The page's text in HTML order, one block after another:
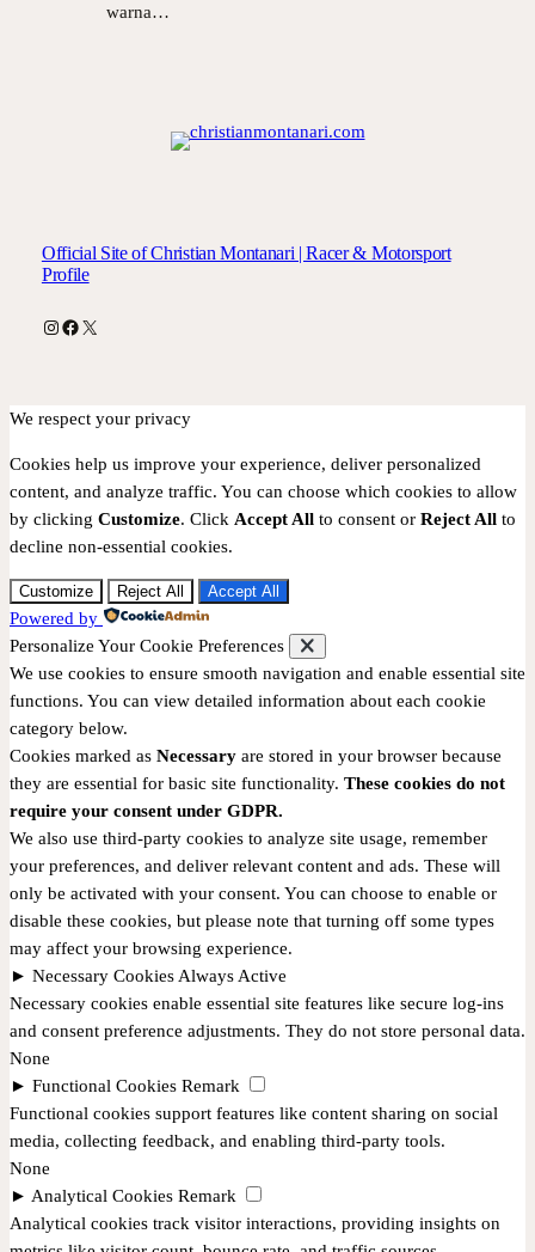
warna…
Official Site of Christian Montanari | Racer & Motorsport
Profile
Instagram
Facebook
X
We respect your privacy
Cookies help us improve your experience, deliver personalized
content, and analyze traffic. You can choose which cookies to allow
by clicking Customize. Click Accept All to consent or Reject All to
decline non-essential cookies.
Customize Reject All Accept All
Powered by
Personalize Your Cookie Preferences
We use cookies to ensure smooth navigation and enable essential site
functions. You can view detailed information about each cookie
category below.
Cookies marked as Necessary are stored in your browser because
they are essential for basic site functionality. These cookies do not
require your consent under GDPR.
We also use third-party cookies to analyze site usage, remember
your preferences, and deliver relevant content and ads. These will
only be activated with your consent. You can choose to enable or
disable these cookies, but please note that turning off some types
may affect your browsing experience.
► Necessary CookiesAlways Active
Necessary cookies enable essential site features like secure log-ins
and consent preference adjustments. They do not store personal data.
None
► Functional Cookies Remark
Functional cookies support features like content sharing on social
media, collecting feedback, and enabling third-party tools.
None
► Analytical Cookies Remark
Analytical cookies track visitor interactions, providing insights on